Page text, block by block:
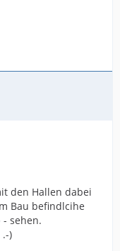
den Hallen dabei
Bau befindlcihe
sehen.
)